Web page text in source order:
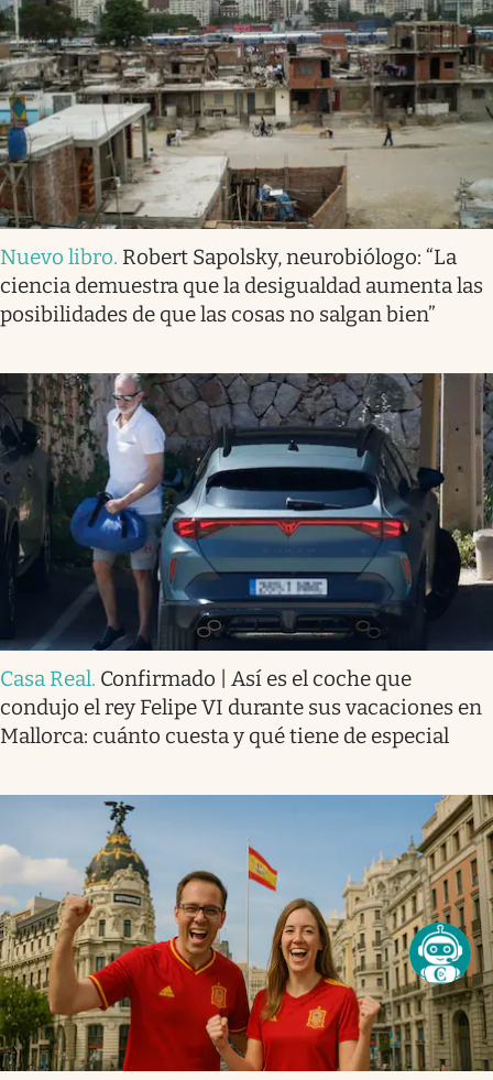
Nuevo libro. Robert Sapolsky, neurobiólogo: “La
ciencia demuestra que la desigualdad aumenta las
posibilidades de que las cosas no salgan bien”
Casa Real. Confirmado | Así es el coche que
condujo el rey Felipe VI durante sus vacaciones en
Mallorca: cuánto cuesta y qué tiene de especial